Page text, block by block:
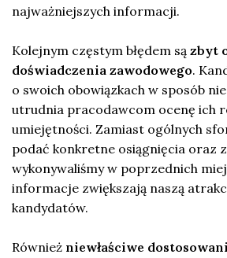
najważniejszych informacji.
Kolejnym częstym błędem są zbyt
doświadczenia zawodowego.
o swoich obowiązkach w sposób
utrudnia pracodawcom ocenę ich
umiejętności. Zamiast ogólnych
podać konkretne osiągnięcia oraz
wykonywaliśmy w poprzednich
informacje zwiększają naszą
kandydatów.
Również niewłaściwe